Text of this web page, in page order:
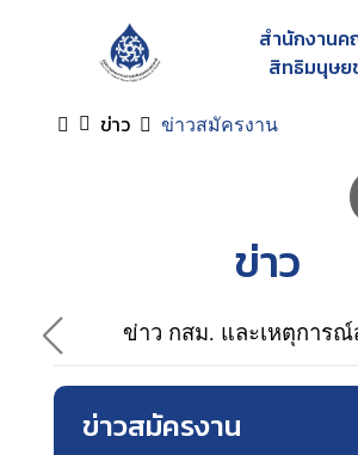
สำนักงานค
สิทธิมนุษย
ข่าว
ข่าวสมัครงาน
ข่าว
ข่าว กสม. และเหตุการ
ข่าวสมัครงาน